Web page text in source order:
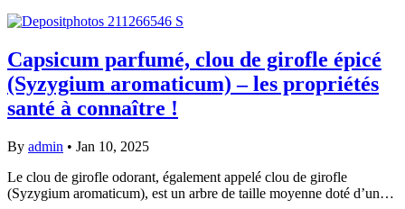
Capsicum parfumé, clou de girofle épicé
(Syzygium aromaticum) – les propriétés
santé à connaître !
By admin • Jan 10, 2025
Le clou de girofle odorant, également appelé clou de girofle
(Syzygium aromaticum), est un arbre de taille moyenne doté d’un…